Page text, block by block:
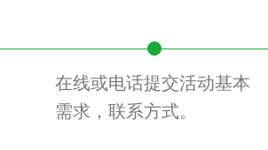
在线或电话提交活动基本
需求，联系方式。